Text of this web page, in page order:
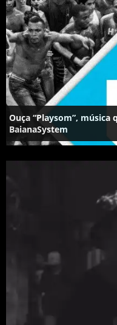
Ouça “Playsom”,
BaianaSystem